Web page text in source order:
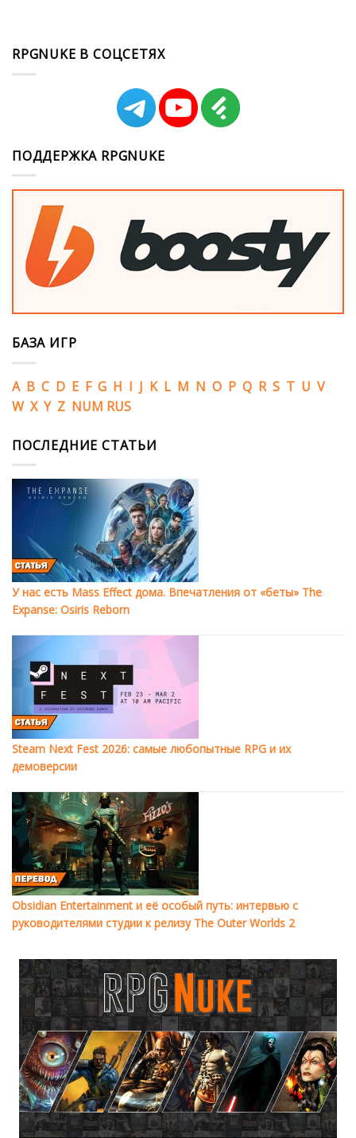
RPGNUKE В СОЦСЕТЯХ
ПОДДЕРЖКА RPGNUKE
БАЗА ИГР
A B C D E F G H I J K L M N O P Q R S T U V
W X Y Z NUM RUS
ПОСЛЕДНИЕ СТАТЬИ
У нас есть Mass Effect дома. Впечатления от «беты» The
Expanse: Osiris Reborn
Steam Next Fest 2026: самые любопытные RPG и их
демоверсии
Obsidian Entertainment и её особый путь: интервью с
руководителями студии к релизу The Outer Worlds 2